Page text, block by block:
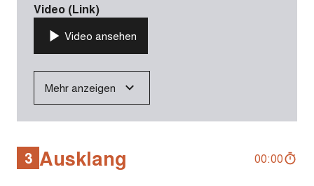
Video (Link)
Video ansehen
Mehr anzeigen
3 Ausklang 00:00